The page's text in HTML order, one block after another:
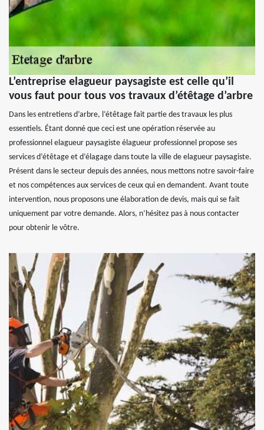
L’entreprise elagueur paysagiste est celle qu’il
vous faut pour tous vos travaux d’étêtage d’arbre
Dans les entretiens d’arbre, l’étêtage fait partie des travaux les plus
essentiels. Étant donné que ceci est une opération réservée au
professionnel elagueur paysagiste élagueur professionnel propose ses
services d’étêtage et d’élagage dans toute la ville de elagueur paysagiste.
Présent dans le secteur depuis des années, nous mettons notre savoir-faire
et nos compétences aux services de ceux qui en demandent. Avant toute
intervention, nous proposons une élaboration de devis, mais qui se fait
uniquement par votre demande. Alors, n’hésitez pas à nous contacter
pour obtenir le vôtre.